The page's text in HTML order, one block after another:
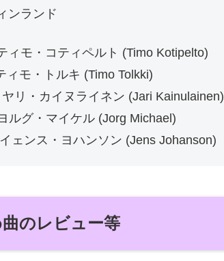
ンランド
モ・コティペルト (Timo Kotipelto)
モ・トルキ (Timo Tolkki)
・カイヌライネン (Jari Kainulainen)
グ・マイケル (Jorg Michael)
ンス・ヨハンソン (Jens Johanson)
のレビュー等